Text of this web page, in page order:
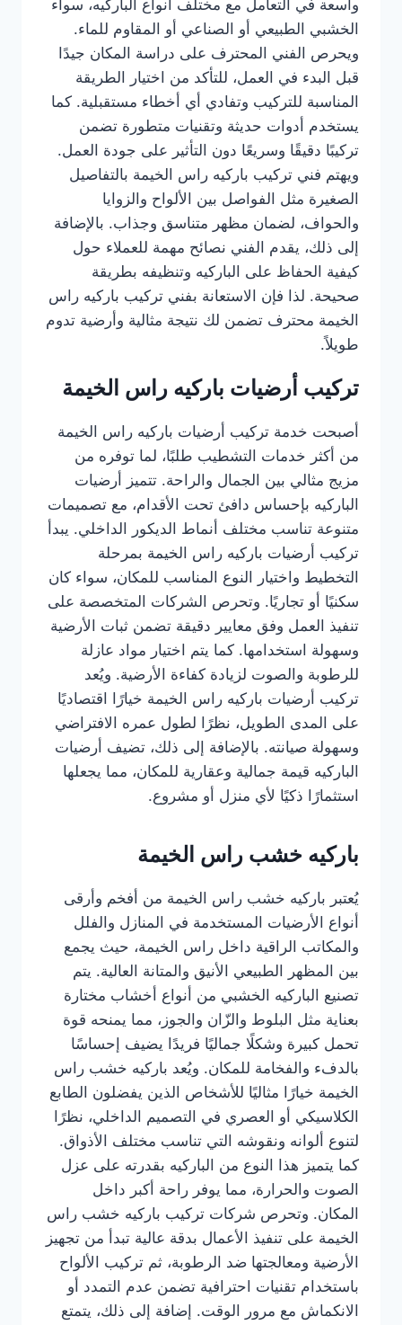
واسعة في التعامل مع مختلف أنواع الباركيه، سواء
الخشبي الطبيعي أو الصناعي أو المقاوم للماء.
ويحرص الفني المحترف على دراسة المكان جيدًا
قبل البدء في العمل، للتأكد من اختيار الطريقة
المناسبة للتركيب وتفادي أي أخطاء مستقبلية. كما
يستخدم أدوات حديثة وتقنيات متطورة تضمن
تركيبًا دقيقًا وسريعًا دون التأثير على جودة العمل.
ويهتم فني تركيب باركيه راس الخيمة بالتفاصيل
الصغيرة مثل الفواصل بين الألواح والزوايا
والحواف، لضمان مظهر متناسق وجذاب. بالإضافة
إلى ذلك، يقدم الفني نصائح مهمة للعملاء حول
كيفية الحفاظ على الباركيه وتنظيفه بطريقة
صحيحة. لذا فإن الاستعانة بفني تركيب باركيه راس
الخيمة محترف تضمن لك نتيجة مثالية وأرضية تدوم
طويلاً.
تركيب أرضيات باركيه راس الخيمة
أصبحت خدمة تركيب أرضيات باركيه راس الخيمة
من أكثر خدمات التشطيب طلبًا، لما توفره من
مزيج مثالي بين الجمال والراحة. تتميز أرضيات
الباركيه بإحساس دافئ تحت الأقدام، مع تصميمات
متنوعة تناسب مختلف أنماط الديكور الداخلي. يبدأ
تركيب أرضيات باركيه راس الخيمة بمرحلة
التخطيط واختيار النوع المناسب للمكان، سواء كان
سكنيًا أو تجاريًا. وتحرص الشركات المتخصصة على
تنفيذ العمل وفق معايير دقيقة تضمن ثبات الأرضية
وسهولة استخدامها. كما يتم اختيار مواد عازلة
للرطوبة والصوت لزيادة كفاءة الأرضية. ويُعد
تركيب أرضيات باركيه راس الخيمة خيارًا اقتصاديًا
على المدى الطويل، نظرًا لطول عمره الافتراضي
وسهولة صيانته. بالإضافة إلى ذلك، تضيف أرضيات
الباركيه قيمة جمالية وعقارية للمكان، مما يجعلها
استثمارًا ذكيًا لأي منزل أو مشروع.
باركيه خشب راس الخيمة
يُعتبر باركيه خشب راس الخيمة من أفخم وأرقى
أنواع الأرضيات المستخدمة في المنازل والفلل
والمكاتب الراقية داخل راس الخيمة، حيث يجمع
بين المظهر الطبيعي الأنيق والمتانة العالية. يتم
تصنيع الباركيه الخشبي من أنواع أخشاب مختارة
بعناية مثل البلوط والزّان والجوز، مما يمنحه قوة
تحمل كبيرة وشكلًا جماليًا فريدًا يضيف إحساسًا
بالدفء والفخامة للمكان. ويُعد باركيه خشب راس
الخيمة خيارًا مثاليًا للأشخاص الذين يفضلون الطابع
الكلاسيكي أو العصري في التصميم الداخلي، نظرًا
لتنوع ألوانه ونقوشه التي تناسب مختلف الأذواق.
كما يتميز هذا النوع من الباركيه بقدرته على عزل
الصوت والحرارة، مما يوفر راحة أكبر داخل
المكان. وتحرص شركات تركيب باركيه خشب راس
الخيمة على تنفيذ الأعمال بدقة عالية تبدأ من تجهيز
الأرضية ومعالجتها ضد الرطوبة، ثم تركيب الألواح
باستخدام تقنيات احترافية تضمن عدم التمدد أو
الانكماش مع مرور الوقت. إضافة إلى ذلك، يتمتع